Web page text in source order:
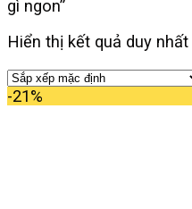
gì ngon”
Hiển thị kết quả duy nhất
-21%